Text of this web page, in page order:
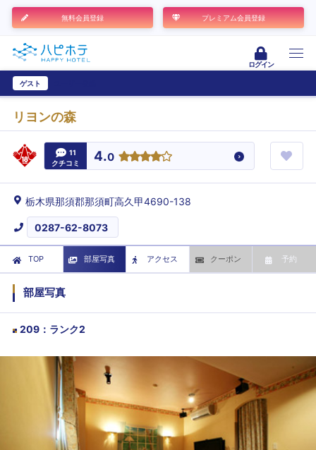
無料会員登録 プレミアム会員登録
ログイン
ゲスト
リヨンの森
11
クチコミ
4.0
栃木県那須郡那須町高久甲4690-138
0287-62-8073
TOP 部屋写真 アクセス クーポン 予約
部屋写真
209 ： ランク2